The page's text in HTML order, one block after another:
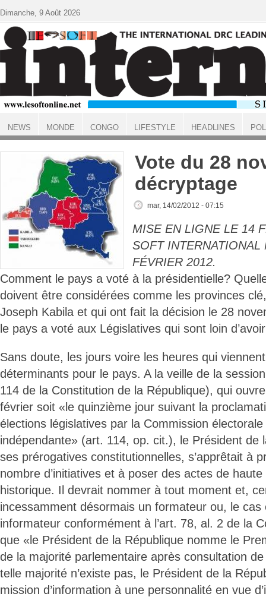
ACCUEIL
Vote du 28
décryptage
mar, 14/02/2012 - 07:15
MISE EN LIGNE LE 14
SOFT INTERNATIONAL
FÉVRIER 2012.
Comment le pays a voté à la présidentielle?
doivent être considérées comme les provinces
Joseph Kabila et qui ont fait la décision le 28
le pays a voté aux Législatives qui sont loin
Sans doute, les jours voire les heures qui
déterminants pour le pays. A la veille de la
114 de la Constitution de la République), qui
février soit «le quinzième jour suivant la
élections législatives par la Commission
indépendante» (art. 114, op. cit.), le Président de
ses prérogatives constitutionnelles, s’apprêtait à
nombre d’initiatives et à poser des actes de
historique. Il devrait nommer à tout moment et,
incessamment désormais un formateur ou, le cas
informateur conformément à l’art. 78, al. 2 de la
que «le Président de la République nomme le
de la majorité parlementaire après consultation
telle majorité n’existe pas, le Président de la
mission d’information à une personnalité en vue
Dimanche, 9 Août 2026
NEWS MONDE CONGO LIFESTYLE HEADLINES